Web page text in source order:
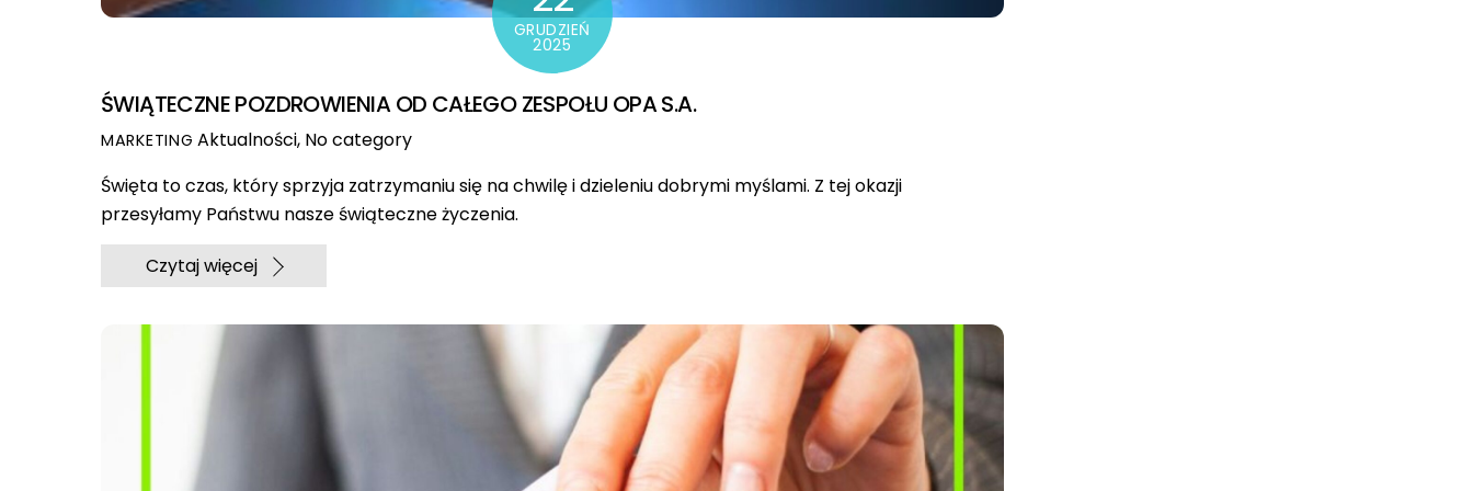
GRUDZIEŃ
2025
ŚWIĄTECZNE POZDROWIENIA OD CAŁEGO ZESPOŁU OPA S.A.
MARKETING Aktualności, No category
Święta to czas, który sprzyja zatrzymaniu się na chwilę i dzieleniu dobrymi myślami. Z tej okazji
przesyłamy Państwu nasze świąteczne życzenia.
Czytaj więcej